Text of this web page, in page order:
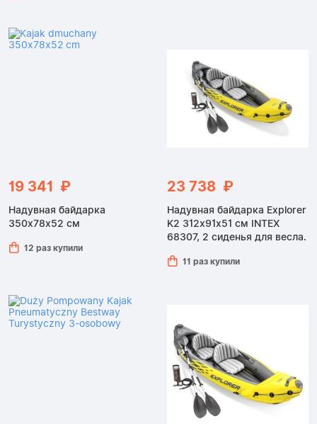
19 341 ₽
Надувная байдарка
350x78x52 см
12 раз купили
23 738 ₽
Надувная байдарка Explorer
K2 312x91x51 см INTEX
68307, 2 сиденья для весла.
11 раз купили